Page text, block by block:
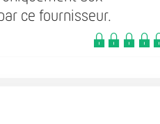
ce fournisseur.